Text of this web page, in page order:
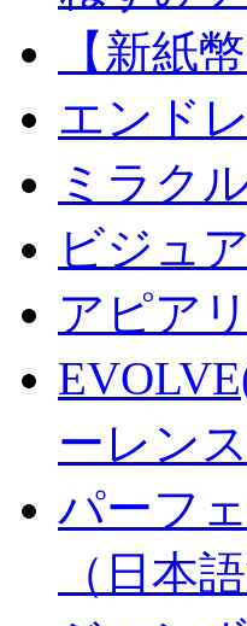
【新紙
エンド
ミラク
ビジュ
アピア
ーレン
パーフ
（日本